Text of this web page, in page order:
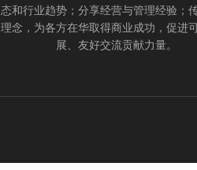
态和行业趋势；分享经营与管理经验；
理念，为各方在华取得商业成功，促进
展、友好交流贡献力量。